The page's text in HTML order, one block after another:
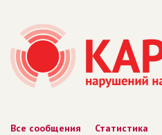
Все сообщения Статистика